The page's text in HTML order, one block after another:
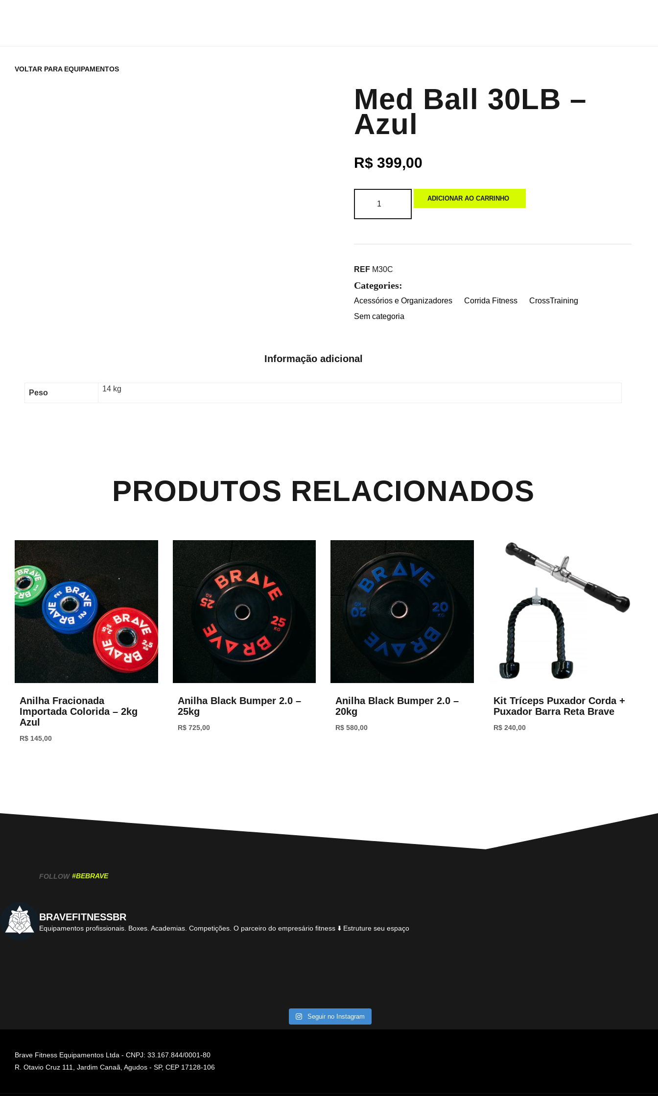
VOLTAR PARA EQUIPAMENTOS
Med Ball 30LB –
Azul
R$ 399,00
ADICIONAR AO CARRINHO
REF M30C
Categories:
Acessórios e Organizadores Corrida Fitness
CrossTraining
Sem categoria
Informação adicional
Peso 14 kg
PRODUTOS RELACIONADOS
Anilha Fracionada
Importada Colorida – 2kg
Azul
R$ 145,00
Anilha Black Bumper 2.0 –
25kg
R$725,00
Anilha Black Bumper 2.0 –
20kg
R$ 580,00
Kit Tríceps Puxador Corda +
Puxador Barra Reta Brave
R$240,00
FOLLOW #BEBRAVE
BRAVEFITNESSBR
Equipamentos profissionais. Boxes. Academias. Competições. O parceiro do empresário fitness ⬇️ Estruture seu espaço
Seguir no Instagram
Brave Fitness Equipamentos Ltda - CNPJ: 33.167.844/0001-80
R. Otavio Cruz 111, Jardim Canaã, Agudos - SP, CEP 17128-106